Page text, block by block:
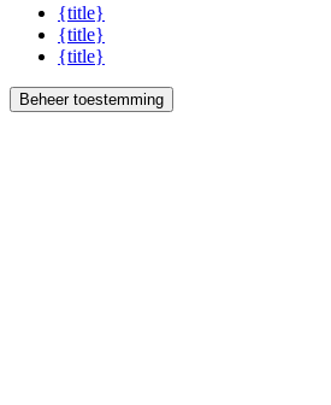
{title}
{title}
{title}
Beheer toestemming